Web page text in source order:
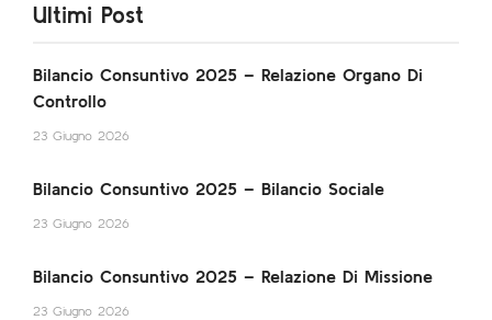
Ultimi Post
Bilancio Consuntivo 2025 – Relazione Organo Di
Controllo
23 Giugno 2026
Bilancio Consuntivo 2025 – Bilancio Sociale
23 Giugno 2026
Bilancio Consuntivo 2025 – Relazione Di Missione
23 Giugno 2026